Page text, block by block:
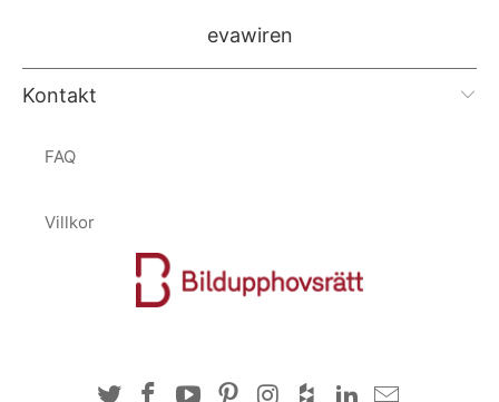
evawiren
Kontakt
FAQ
Villkor